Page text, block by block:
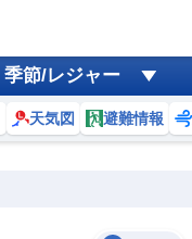
季節/レジャー
天気図 避難情報